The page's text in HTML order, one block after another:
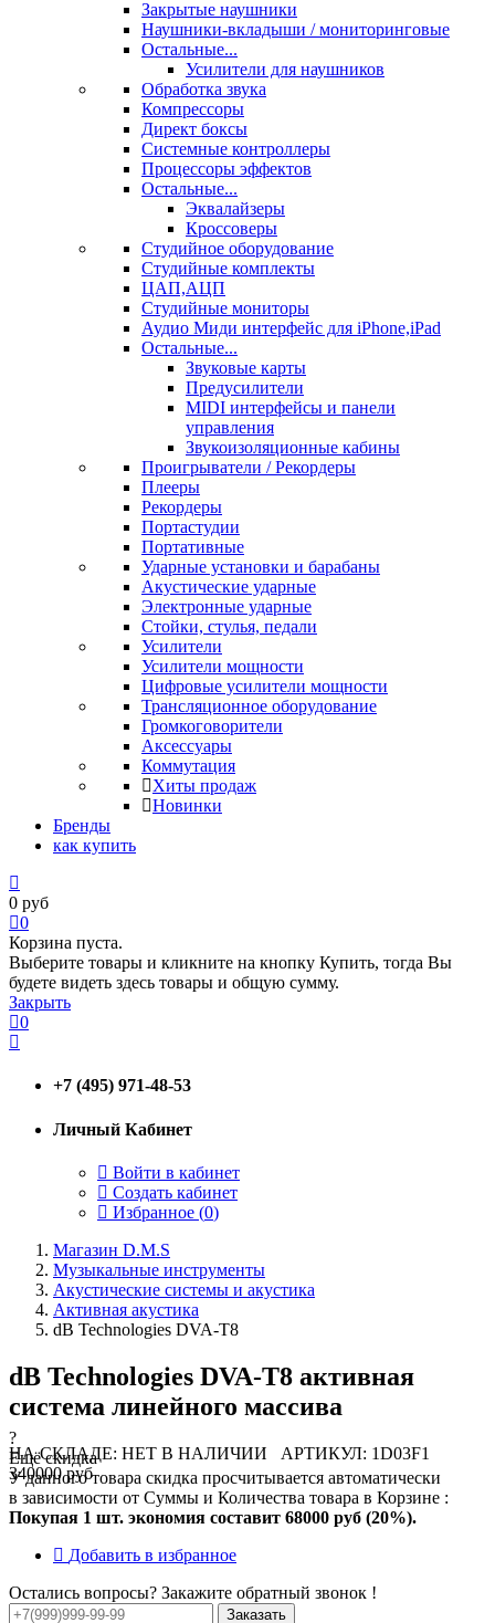
Закрытые наушники
Наушники-вкладыши / мониторинговые
Остальные...
Усилители для наушников
Обработка звука
Компрессоры
Директ боксы
Системные контроллеры
Процессоры эффектов
Остальные...
Эквалайзеры
Кроссоверы
Студийное оборудование
Студийные комплекты
ЦАП,АЦП
Студийные мониторы
Аудио Миди интерфейс для iPhone,iPad
Остальные...
Звуковые карты
Предусилители
MIDI интерфейсы и панели
управления
Звукоизоляционные кабины
Проигрыватели / Рекордеры
Плееры
Рекордеры
Портастудии
Портативные
Ударные установки и барабаны
Акустические ударные
Электронные ударные
Стойки, стулья, педали
Усилители
Усилители мощности
Цифровые усилители мощности
Трансляционное оборудование
Громкоговорители
Аксессуары
Коммутация
Хиты продаж
Новинки
Бренды
как купить
0 руб
0
Корзина пуста.
Выберите товары и кликните на кнопку Купить, тогда Вы
будете видеть здесь товары и общую сумму.
Закрыть
0
+7 (495) 971-48-53
Личный Кабинет
Войти в кабинет
Создать кабинет
Избранное (0)
Магазин D.M.S
Музыкальные инструменты
Акустические системы и акустика
Активная акустика
dB Technologies DVA-T8
dB Technologies DVA-T8 активная
система линейного массива
НА СКЛАДЕ: НЕТ В НАЛИЧИИ АРТИКУЛ: 1D03F1
340000 руб
?
Ещё скидка
У данного товара скидка просчитывается автоматически
в зависимости от Суммы и Количества товара в Корзине :
Покупая 1 шт. экономия составит 68000 руб (20%).
Добавить в избранное
Остались вопросы? Закажите обратный звонок !
Заказать